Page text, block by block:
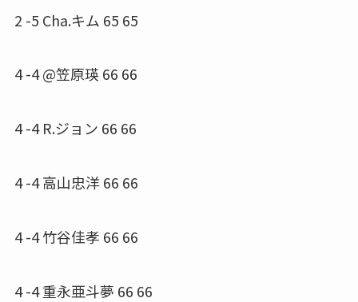
2 -5 Cha.キム 65 65
4 -4 @笠原瑛 66 66
4 -4 R.ジョン 66 66
4 -4 高山忠洋 66 66
4 -4 竹谷佳孝 66 66
4 -4 重永亜斗夢 66 66